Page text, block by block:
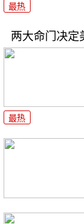
最热
两大命门决定
最热